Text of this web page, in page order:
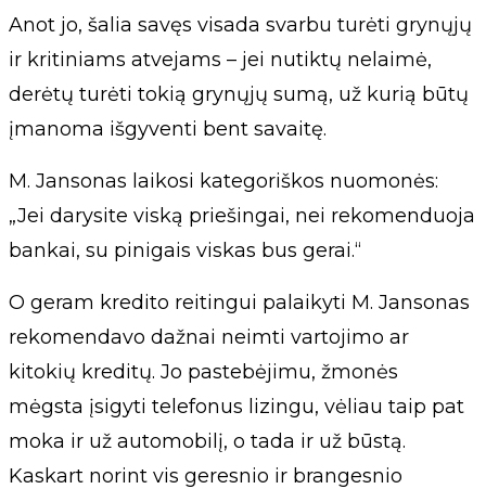
Anot jo, šalia savęs visada svarbu turėti grynųjų
ir kritiniams atvejams – jei nutiktų nelaimė,
derėtų turėti tokią grynųjų sumą, už kurią būtų
įmanoma išgyventi bent savaitę.
M. Jansonas laikosi kategoriškos nuomonės:
„Jei darysite viską priešingai, nei rekomenduoja
bankai, su pinigais viskas bus gerai.“
O geram kredito reitingui palaikyti M. Jansonas
rekomendavo dažnai neimti vartojimo ar
kitokių kreditų. Jo pastebėjimu, žmonės
mėgsta įsigyti telefonus lizingu, vėliau taip pat
moka ir už automobilį, o tada ir už būstą.
Kaskart norint vis geresnio ir brangesnio